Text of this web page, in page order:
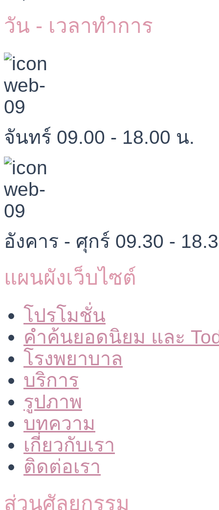
วัน - เวลาทำการ
จันทร์ 09.00 - 18.00 น.
อังคาร - ศุกร์ 09.30 -
แผนผังเว็บไซต์
โปรโมชั่น
คำค้นยอดนิยม และ
โรงพยาบาล
บริการ
รูปภาพ
บทความ
เกี่ยวกับเรา
ติดต่อเรา
ส่วนศัลยกรรม